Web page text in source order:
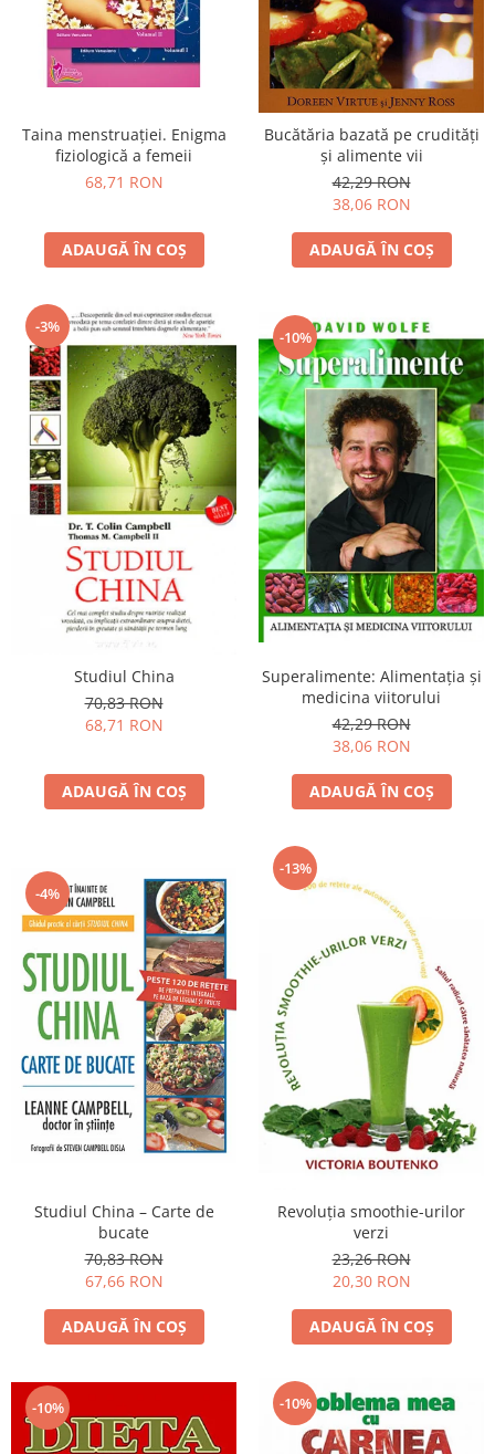
Vindecare
Povestiri
Relații de cuplu
Psihologie practică
Sexualitate
Seria Masaru Emoto
Îngeri
Vindecare spirituală
Viaţa de după moarte
Cristale
Supă de pui pentru suflet
Yoga
Spiritualitate şi ştiinţă
Fără categorie
Cunoaștere
Taina menstruației. Enigma
fiziologică a femeii
68,71 RON
ADAUGĂ ÎN COȘ
Bucătăria bazată pe crudităţi
şi alimente vii
42,29 RON
38,06 RON
ADAUGĂ ÎN COȘ
-3%
Studiul China
70,83 RON
68,71 RON
ADAUGĂ ÎN COȘ
-10%
Superalimente: Alimentaţia şi
medicina viitorului
42,29 RON
38,06 RON
ADAUGĂ ÎN COȘ
-4%
Studiul China – Carte de
bucate
70,83 RON
67,66 RON
ADAUGĂ ÎN COȘ
-13%
Revoluţia smoothie-urilor
verzi
23,26 RON
20,30 RON
ADAUGĂ ÎN COȘ
-10% -10%